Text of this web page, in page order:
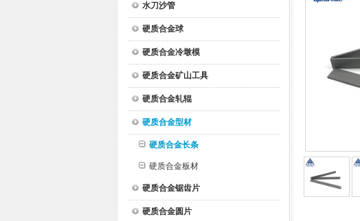
水刀沙管
硬质合金球
硬质合金冷墩模
硬质合金矿山工具
硬质合金轧辊
硬质合金型材
硬质合金长条
硬质合金板材
硬质合金锯齿片
硬质合金圆片